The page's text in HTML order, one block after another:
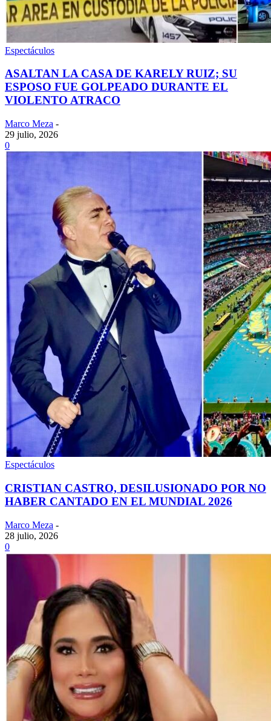
Espectáculos
ASALTAN LA CASA DE KARELY RUIZ; SU
ESPOSO FUE GOLPEADO DURANTE EL
VIOLENTO ATRACO
Marco Meza -
29 julio, 2026
0
Espectáculos
CRISTIAN CASTRO, DESILUSIONADO POR NO
HABER CANTADO EN EL MUNDIAL 2026
Marco Meza -
28 julio, 2026
0